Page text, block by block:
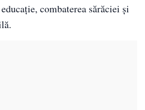
combaterea sărăciei și